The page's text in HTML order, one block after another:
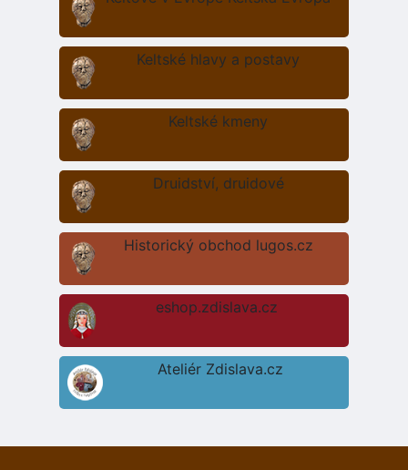
Keltské hlavy a postavy
Keltské kmeny
Druidství, druidové
Historický obchod lugos.cz
eshop.zdislava.cz
Ateliér Zdislava.cz